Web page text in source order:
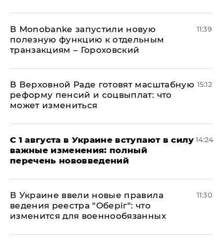
В Мonobankе запустили новую
полезную функцию к отдельным
транзакциям – Гороховский
11:39
В Верховной Раде готовят масштабную
реформу пенсий и соцвыплат: что
может измениться
15:12
С 1 августа в Украине вступают в силу
важные изменения: полный
перечень нововведений
14:24
В Украине ввели новые правила
ведения реестра "Оберіг": что
изменится для военнообязанных
11:30